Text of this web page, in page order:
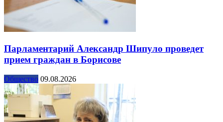
Парламентарий Александр Шипуло проведет
прием граждан в Борисове
Общество 09.08.2026